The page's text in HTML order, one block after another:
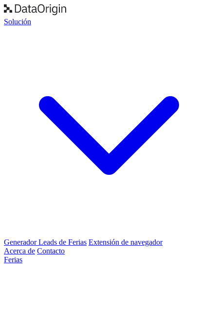
Solución
Generador Leads de Ferias Extensión de navegador
Acerca de Contacto
Ferias